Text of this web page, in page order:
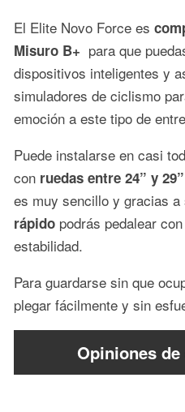
El Elite Novo Force es
Misuro B+ para que
dispositivos inteligentes y
simuladores de ciclismo
emoción a este tipo de
Puede instalarse en casi
con ruedas entre 24” y
es muy sencillo y gracias a
rápido podrás pedalear
estabilidad.
Para guardarse sin que
plegar fácilmente y sin
Opiniones